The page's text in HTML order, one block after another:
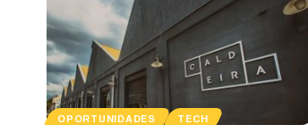
OPORTUNIDADES TECH